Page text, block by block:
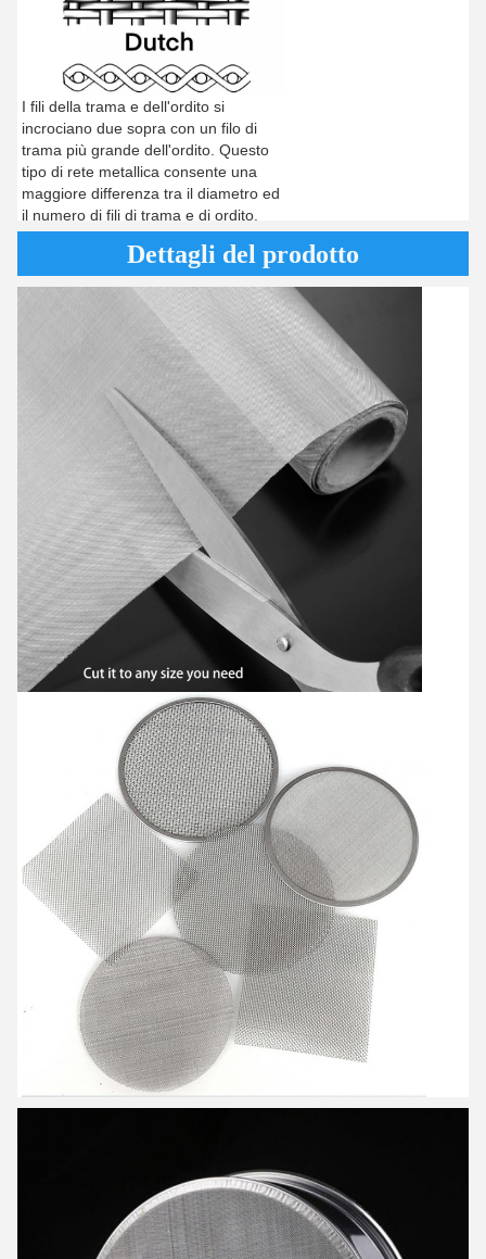
I fili della trama e dell'ordito si
incrociano due sopra con un filo di
trama più grande dell'ordito. Questo
tipo di rete metallica consente una
maggiore differenza tra il diametro ed
il numero di fili di trama e di ordito.
Dettagli del prodotto